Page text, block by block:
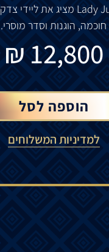
Lady מציג אתליידי צדק
חוכמה, הוגנות וסדר מוסרי.
12,800
₪
הוספה לסל
למדיניות המשלוחים